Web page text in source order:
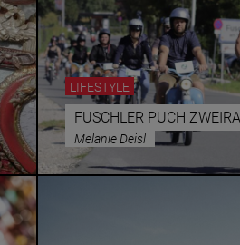
LIFESTYLE
FUSCHLER PUCH
Melanie Deisl